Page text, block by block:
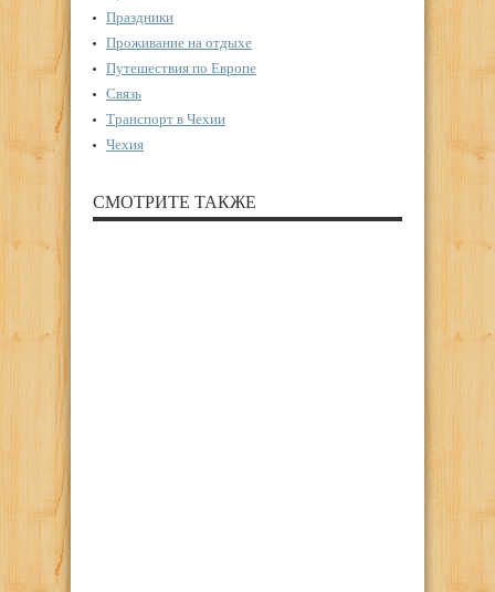
Праздники
Проживание на отдыхе
Путешествия по Европе
Связь
Транспорт в Чехии
Чехия
СМОТРИТЕ ТАКЖЕ